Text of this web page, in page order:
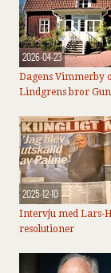
2026-04-23
Dagens Vimmerby
Lindgrens bror
2025-12-10
Intervju med Lars-
resolutioner